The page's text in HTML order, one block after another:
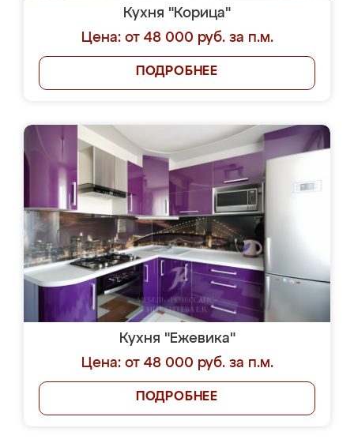
Кухня "Корица"
Цена: от 48 000 руб. за п.м.
ПОДРОБНЕЕ
Кухня "Ежевика"
Цена: от 48 000 руб. за п.м.
ПОДРОБНЕЕ